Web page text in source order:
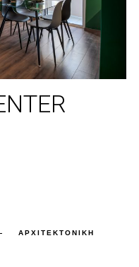
ΑΡΧΙΤΕΚΤΟΝΙΚΉ